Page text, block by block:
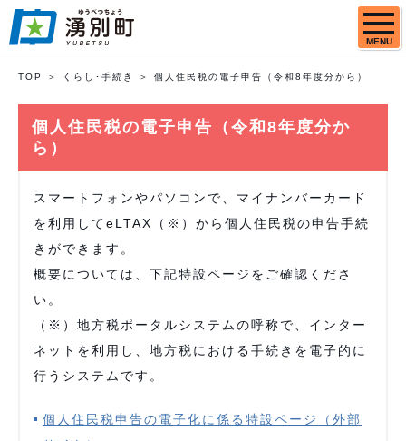
MENU
TOP くらし･手続き 個人住民税の電子申告（令和8年度分から）
個人住民税の電子申告（令和8年度分か
ら）
スマートフォンやパソコンで、マイナンバーカード
を利用してeLTAX（※）から個人住民税の申告手続
きができます。
概要については、下記特設ページをご確認くださ
い。
（※）地方税ポータルシステムの呼称で、インター
ネットを利用し、地方税における手続きを電子的に
行うシステムです。
個人住民税申告の電子化に係る特設ページ（外部